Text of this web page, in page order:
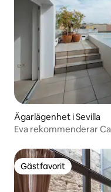
Ägarlägenhet i Sevilla
Eva rekommenderar
Gästfavorit
Gästfavorit